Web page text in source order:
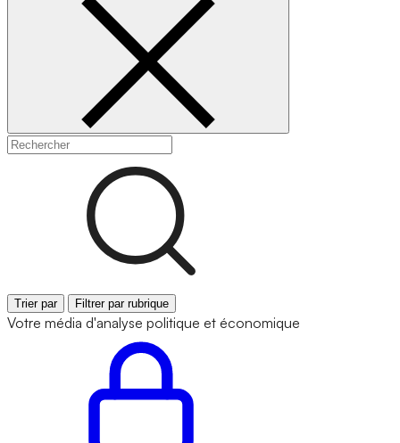
Trier par Filtrer par rubrique
Votre média d'analyse politique et économique